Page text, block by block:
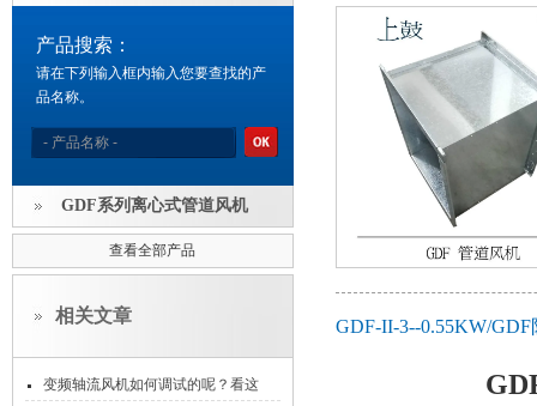
产品搜索：
请在下列输入框内输入您要查找的产
品名称。
GDF系列离心式管道风机
查看全部产品
相关文章
变频轴流风机如何调试的呢？看这
GDF-II-3--0.55KW/